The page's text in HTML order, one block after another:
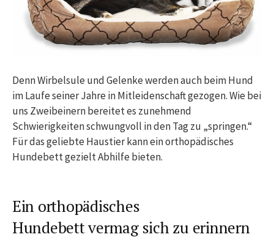
Denn Wirbelsule und Gelenke werden auch beim Hund
im Laufe seiner Jahre in Mitleidenschaft gezogen. Wie bei
uns Zweibeinern bereitet es zunehmend
Schwierigkeiten schwungvoll in den Tag zu „springen.“
Für das geliebte Haustier kann ein orthopädisches
Hundebett gezielt Abhilfe bieten.
Ein orthopädisches
Hundebett vermag sich zu erinnern